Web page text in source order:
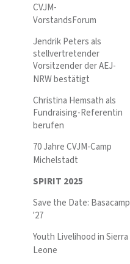
CVJM-
VorstandsForum
Jendrik Peters als
stellvertretender
Vorsitzender der AEJ-
NRW bestätigt
Christina Hemsath als
Fundraising-Referentin
berufen
70 Jahre CVJM-Camp
Michelstadt
SPIRIT 2025
Save the Date: Basacamp
'27
Youth Livelihood in Sierra
Leone